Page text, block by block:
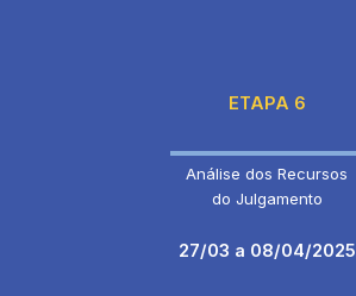
ETAPA 6
Análise dos Recursos
do Julgamento
27/03 a 08/04/2025